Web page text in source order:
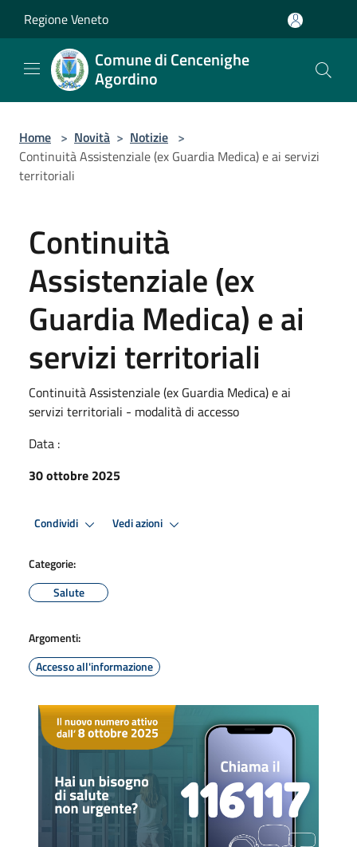
Regione Veneto
Comune di Cencenighe
Agordino
Home > Novità > Notizie >
Continuità Assistenziale (ex Guardia Medica) e ai servizi
territoriali
Continuità
Assistenziale (ex
Guardia Medica) e ai
servizi territoriali
Continuità Assistenziale (ex Guardia Medica) e ai
servizi territoriali - modalità di accesso
Data :
30 ottobre 2025
Condividi Vedi azioni
Categorie:
Salute
Argomenti:
Accesso all'informazione